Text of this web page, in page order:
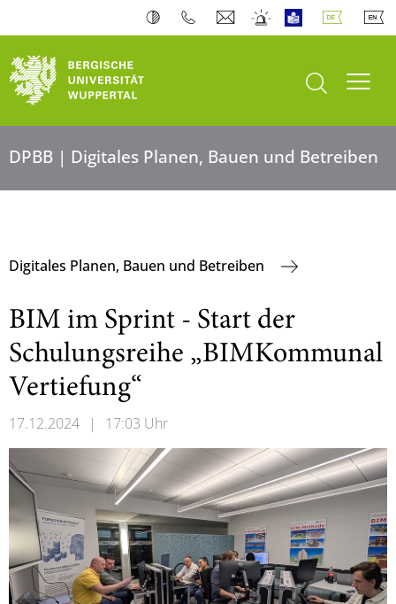
Suche öffnen
DPBB | Digitales Planen, Bauen und Betreiben
Digitales Planen, Bauen und Betreiben
BIM im Sprint - Start der
Schulungsreihe „BIMKommunal
Vertiefung“
17.12.2024 | 17:03 Uhr